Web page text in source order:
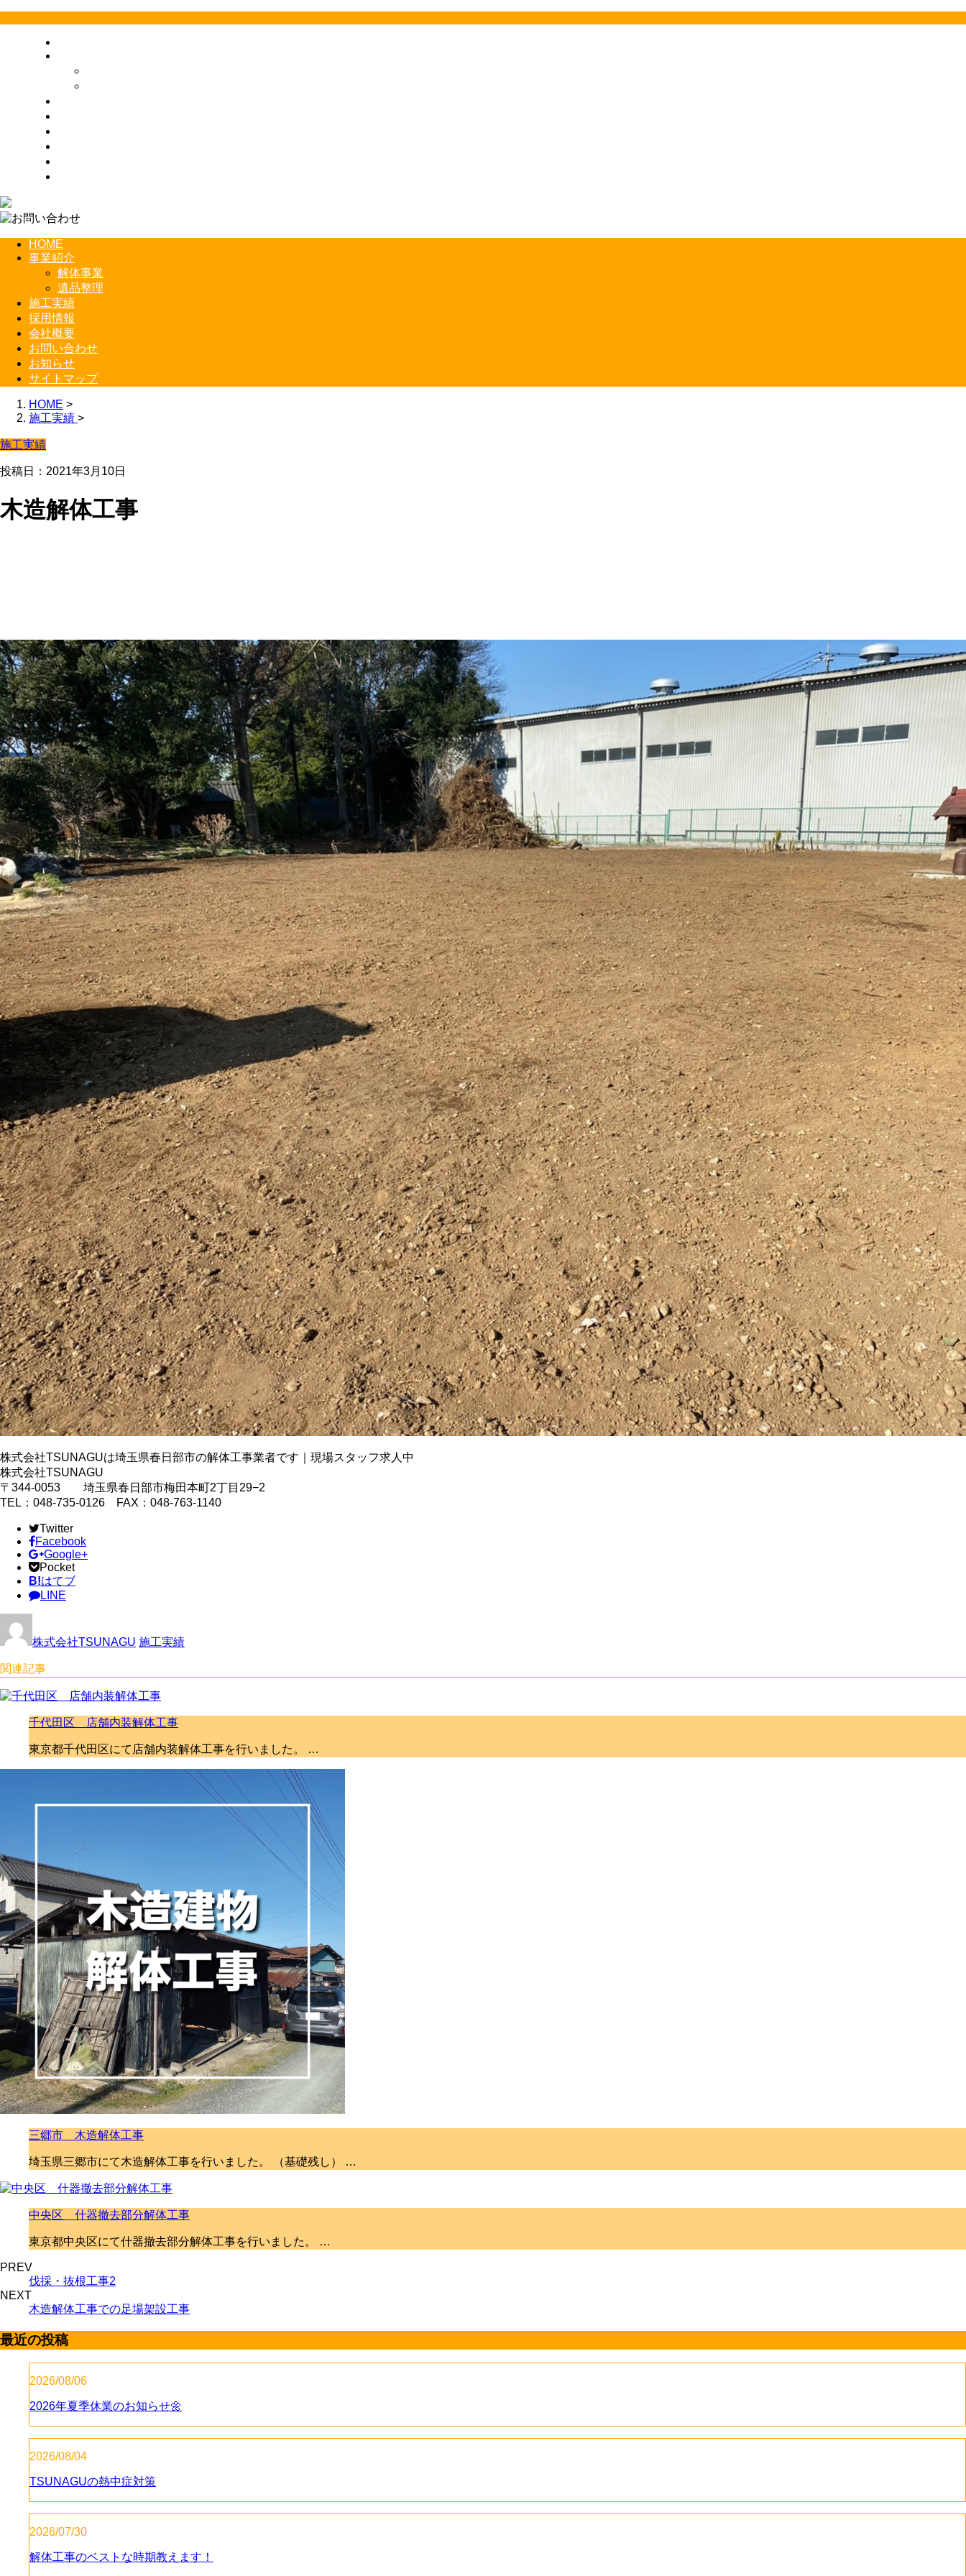
HOME
事業紹介
解体事業
遺品整理
施工実績
採用情報
会社概要
お問い合わせ
お知らせ
サイトマップ
HOME >
施工実績 >
施工実績
投稿日：2021年3月10日
木造解体工事
株式会社TSUNAGUは埼玉県春日部市の解体工事業者です｜現場スタッフ求人中
株式会社TSUNAGU
〒344-0053 埼玉県春日部市梅田本町2丁目29−2
TEL：048-735-0126 FAX：048-763-1140
Twitter
Facebook
Google+
Pocket
B!はてブ
LINE
株式会社TSUNAGU 施工実績
関連記事
千代田区 店舗内装解体工事
東京都千代田区にて店舗内装解体工事を行いました。 …
三郷市 木造解体工事
埼玉県三郷市にて木造解体工事を行いました。 （基礎残し） …
中央区 什器撤去部分解体工事
東京都中央区にて什器撤去部分解体工事を行いました。 …
PREV
伐採・抜根工事2
NEXT
木造解体工事での足場架設工事
最近の投稿
2026/08/06
2026年夏季休業のお知らせ🌼
2026/08/04
TSUNAGUの熱中症対策
2026/07/30
解体工事のベストな時期教えます！